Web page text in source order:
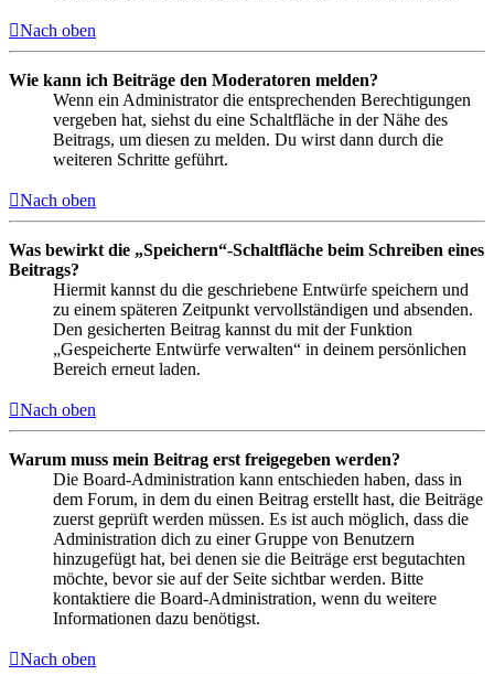
Nach oben
Wie kann ich Beiträge den Moderatoren melden?
Wenn ein Administrator die entsprechenden Berechtigungen
vergeben hat, siehst du eine Schaltfläche in der Nähe des
Beitrags, um diesen zu melden. Du wirst dann durch die
weiteren Schritte geführt.
Nach oben
Was bewirkt die „Speichern“-Schaltfläche beim Schreiben eines
Beitrags?
Hiermit kannst du die geschriebene Entwürfe speichern und
zu einem späteren Zeitpunkt vervollständigen und absenden.
Den gesicherten Beitrag kannst du mit der Funktion
„Gespeicherte Entwürfe verwalten“ in deinem persönlichen
Bereich erneut laden.
Nach oben
Warum muss mein Beitrag erst freigegeben werden?
Die Board-Administration kann entschieden haben, dass in
dem Forum, in dem du einen Beitrag erstellt hast, die Beiträge
zuerst geprüft werden müssen. Es ist auch möglich, dass die
Administration dich zu einer Gruppe von Benutzern
hinzugefügt hat, bei denen sie die Beiträge erst begutachten
möchte, bevor sie auf der Seite sichtbar werden. Bitte
kontaktiere die Board-Administration, wenn du weitere
Informationen dazu benötigst.
Nach oben